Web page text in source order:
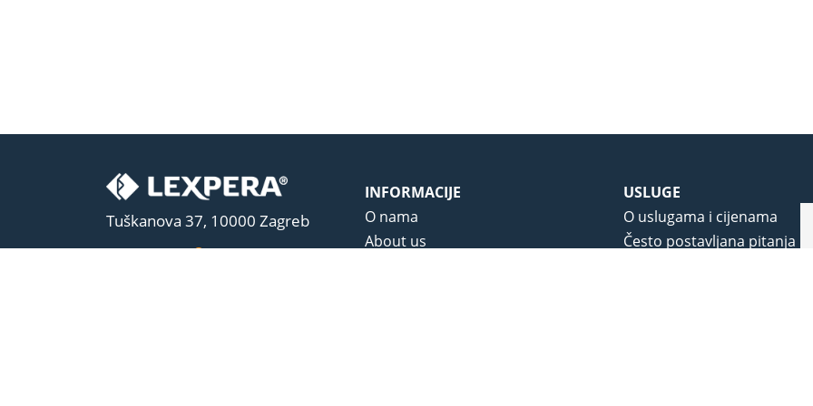
Tuškanova 37, 10000 Zagreb
Kako do nas
INFORMACIJE
O nama
About us
USLUGE
O uslugama i cijenama
Često postavljana pitanja